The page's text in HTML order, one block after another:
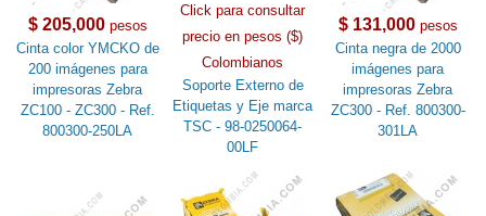
$ 205,000pesos
Cinta color YMCKO de
200 imágenes para
impresoras Zebra
ZC100 - ZC300 - Ref.
800300-250LA
Click para consultar
precio en pesos ($)
Colombianos
Soporte Externo de
Etiquetas y Eje marca
TSC - 98-0250064-
00LF
$ 131,000pesos
Cinta negra de 2000
imágenes para
impresoras Zebra
ZC300 - Ref. 800300-
301LA